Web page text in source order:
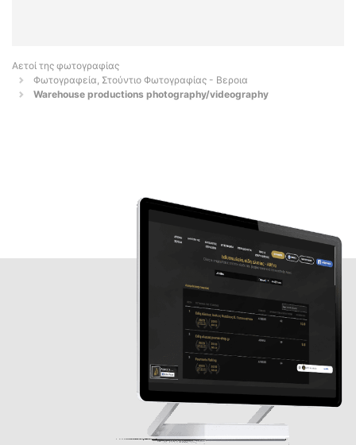
Αετοί της φωτογραφίας
Φωτογραφεία, Στούντιο Φωτογραφίας - Βεροια
Warehouse productions photography/videography